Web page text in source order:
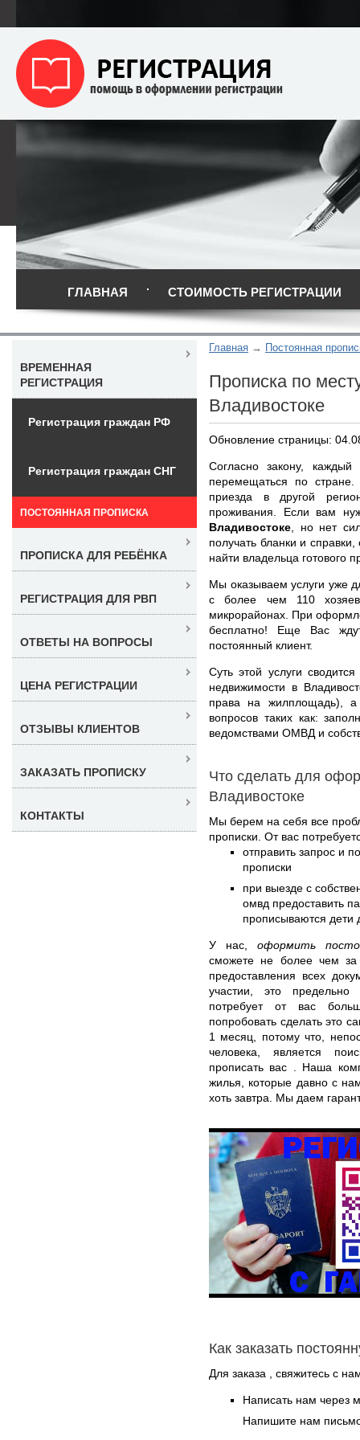
ГЛАВНАЯ СТОИМОСТЬ РЕГИСТРАЦИИ
Главная Постоянная
Прописка по
Владивостоке
Обновление страницы:
Согласно закону,
перемещаться по
приезда в другой
проживания. Если вам
Владивостоке , но нет
получать бланки и
найти владельца готового
Мы оказываем услуги уже
с более чем 110
микрорайонах. При
бесплатно! Еще Вас
постоянный клиент.
Суть этой услуги
недвижимости в
права на жилплощадь),
вопросов таких как:
ведомствами ОМВД и
Что сделать для
Владивостоке
Мы берем на себя все
прописки. От вас
отправить запрос и
прописки
при выезде с
омвд предоставить
прописываются дети
У нас, оформить
сможете не более чем
предоставления всех
участии, это
потребует от вас
попробовать сделать это
1 месяц, потому что,
человека, является
прописать вас . Наша
жилья, которые давно с
хоть завтра. Мы даем
Как заказать
Для заказа , свяжитесь с
Написать нам через
Напишите нам
ВРЕМЕННАЯ
РЕГИСТРАЦИЯ
Регистрация граждан РФ
Регистрация граждан СНГ
ПОСТОЯННАЯ ПРОПИСКА
ПРОПИСКА ДЛЯ РЕБЁНКА
РЕГИСТРАЦИЯ ДЛЯ РВП
ОТВЕТЫ НА ВОПРОСЫ
ЦЕНА РЕГИСТРАЦИИ
ОТЗЫВЫ КЛИЕНТОВ
ЗАКАЗАТЬ ПРОПИСКУ
КОНТАКТЫ